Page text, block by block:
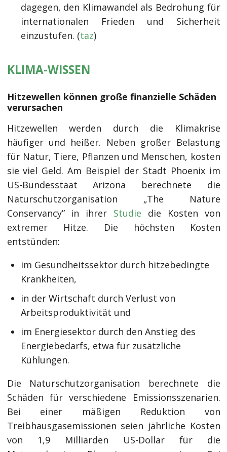
dagegen, den Klimawandel als Bedrohung für
internationalen Frieden und Sicherheit
einzustufen. (taz)
KLIMA-WISSEN
Hitzewellen können große finanzielle Schäden
verursachen
Hitzewellen werden durch die Klimakrise
häufiger und heißer. Neben großer Belastung
für Natur, Tiere, Pflanzen und Menschen, kosten
sie viel Geld. Am Beispiel der Stadt Phoenix im
US-Bundesstaat Arizona berechnete die
Naturschutzorganisation „The Nature
Conservancy” in ihrer Studie die Kosten von
extremer Hitze. Die höchsten Kosten
entstünden:
im Gesundheitssektor durch hitzebedingte
Krankheiten,
in der Wirtschaft durch Verlust von
Arbeitsproduktivität und
im Energiesektor durch den Anstieg des
Energiebedarfs, etwa für zusätzliche
Kühlungen.
Die Naturschutzorganisation berechnete die
Schäden für verschiedene Emissionsszenarien.
Bei einer mäßigen Reduktion von
Treibhausgasemissionen seien jährliche Kosten
von 1,9 Milliarden US-Dollar für die